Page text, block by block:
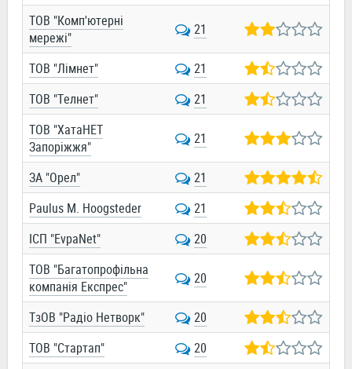
ТОВ "Комп'ютерні
мережі"
21
ТОВ "Лімнет"
21
ТОВ "Телнет"
21
ТОВ "ХатаНЕТ
Запоріжжя"
21
ЗА "Орел"
21
Paulus M. Hoogsteder
21
ІСП "EvpaNet"
20
ТОВ "Багатопрофільна
компанія Експрес"
20
ТзОВ "Радіо Нетворк"
20
ТОВ "Стартап"
20